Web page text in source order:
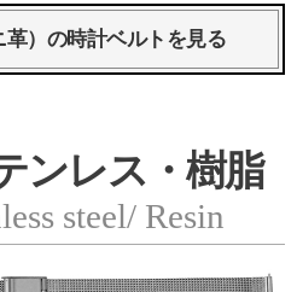
）の時計ベルトを見る
ンレス・樹脂
steel/ Resin